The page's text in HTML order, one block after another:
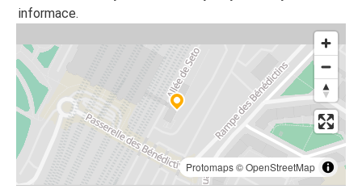
informace.
Protomaps©OpenStreetMap